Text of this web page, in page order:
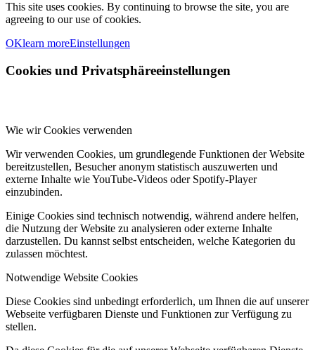
This site uses cookies. By continuing to browse the site, you are
agreeing to our use of cookies.
OKlearn moreEinstellungen
Cookies und Privatsphäreeinstellungen
Wie wir Cookies verwenden
Wir verwenden Cookies, um grundlegende Funktionen der Website
bereitzustellen, Besucher anonym statistisch auszuwerten und
externe Inhalte wie YouTube-Videos oder Spotify-Player
einzubinden.
Einige Cookies sind technisch notwendig, während andere helfen,
die Nutzung der Website zu analysieren oder externe Inhalte
darzustellen. Du kannst selbst entscheiden, welche Kategorien du
zulassen möchtest.
Notwendige Website Cookies
Diese Cookies sind unbedingt erforderlich, um Ihnen die auf unserer
Webseite verfügbaren Dienste und Funktionen zur Verfügung zu
stellen.